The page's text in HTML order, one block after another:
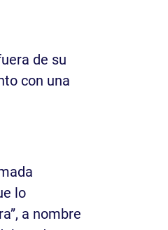
de su
con una
lo
a nombre